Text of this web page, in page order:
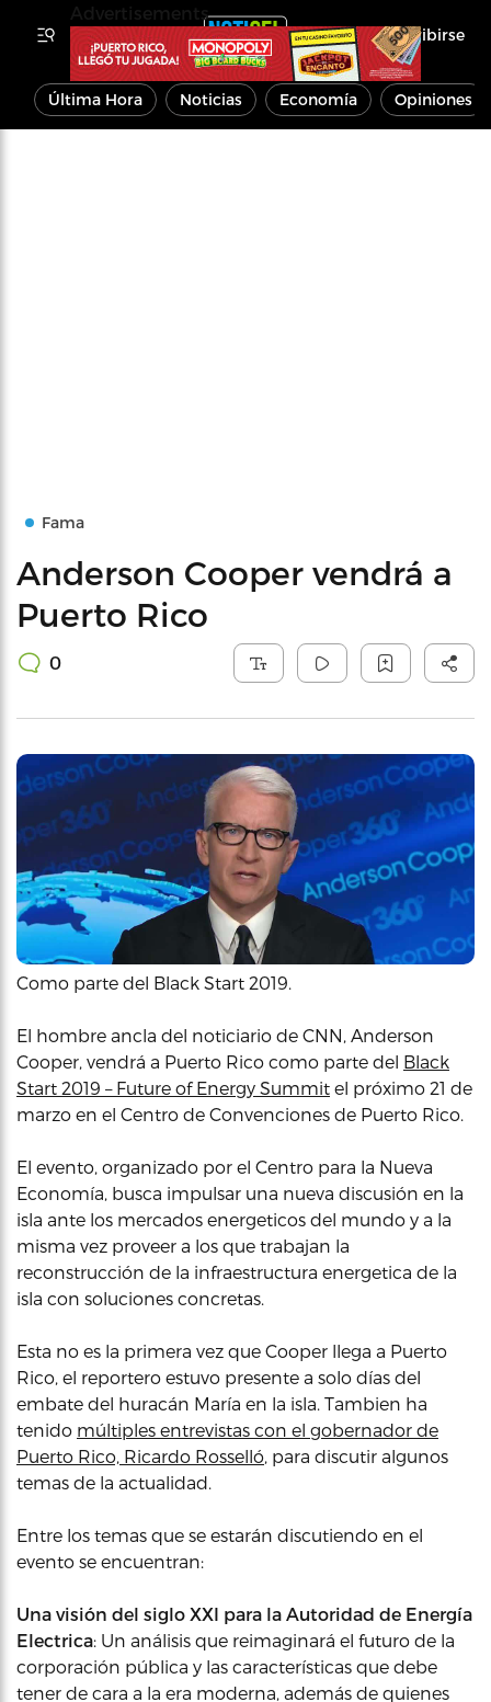
Inscribirse
Última Hora Noticias Economía Opiniones
Fama
Anderson Cooper vendrá a
Puerto Rico
0
Como parte del Black Start 2019.
El hombre ancla del noticiario de CNN, Anderson
Cooper, vendrá a Puerto Rico como parte del Black
Start 2019 – Future of Energy Summit el próximo 21 de
marzo en el Centro de Convenciones de Puerto Rico.
El evento, organizado por el Centro para la Nueva
Economía, busca impulsar una nueva discusión en la
isla ante los mercados energeticos del mundo y a la
misma vez proveer a los que trabajan la
reconstrucción de la infraestructura energetica de la
isla con soluciones concretas.
Esta no es la primera vez que Cooper llega a Puerto
Rico, el reportero estuvo presente a solo días del
embate del huracán María en la isla. Tambien ha
tenido múltiples entrevistas con el gobernador de
Puerto Rico, Ricardo Rosselló, para discutir algunos
temas de la actualidad.
Entre los temas que se estarán discutiendo en el
evento se encuentran:
Una visión del siglo XXI para la Autoridad de Energía
Electrica: Un análisis que reimaginará el futuro de la
corporación pública y las características que debe
tener de cara a la era moderna, además de quienes
Advertisements